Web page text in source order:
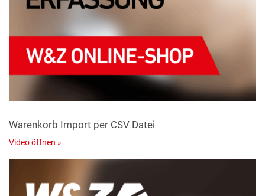
Warenkorb Import per CSV Datei
Video öffnen »